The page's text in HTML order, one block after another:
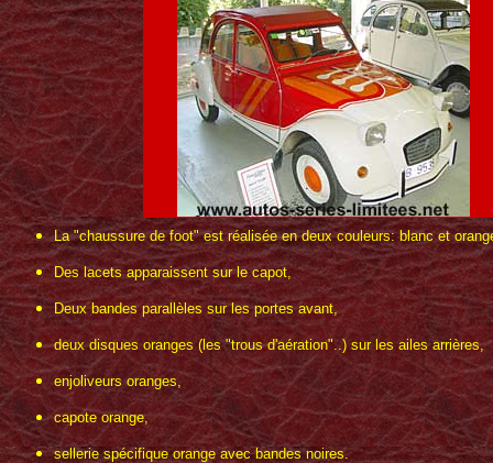
La "chaussure de foot" est réalisée en deux couleurs: blanc et
Des lacets apparaissent sur le capot,
Deux bandes parallèles sur les portes avant,
deux disques oranges (les "trous d'aération"..) sur les ailes arrières,
enjoliveurs oranges,
capote orange,
sellerie spécifique orange avec bandes noires.